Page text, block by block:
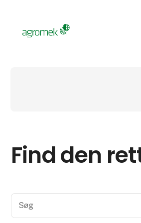
Find den